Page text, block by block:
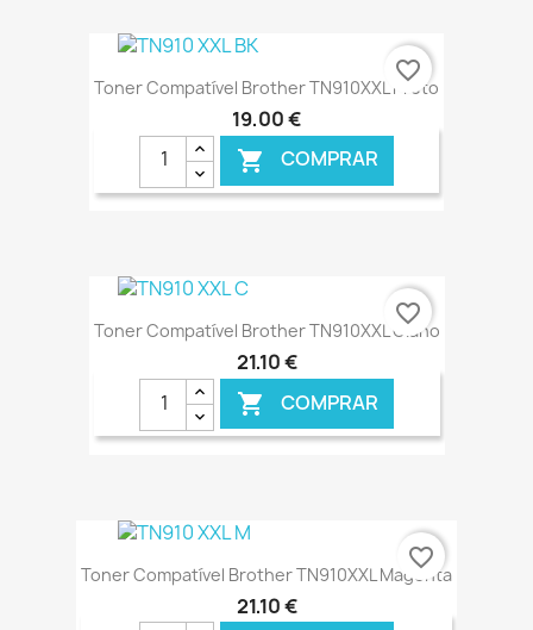
€ ONLINE
Toner Compatível Brother TN910XXL Preto
19,00 €
 COMPRAR
€ ONLINE
favorite_border
Toner Compatível Brother TN910XXL Ciano
21,10 €
 COMPRAR
€ ONLINE
favorite_border
Toner Compatível Brother TN910XXL Magenta
21,10 €
favorite_border